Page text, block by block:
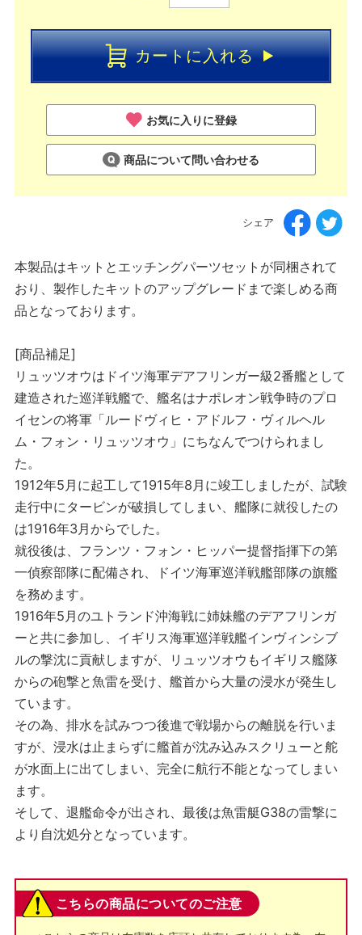
カートに入れる
お気に入りに登録
商品について問い合わせる
シェア
本製品はキットとエッチングパーツセットが同梱されて
おり、製作したキットのアップグレードまで楽しめる商
品となっております。
[商品補足]
リュッツオウはドイツ海軍デアフリンガー級2番艦として
建造された巡洋戦艦で、艦名はナポレオン戦争時のプロ
イセンの将軍「ルードヴィヒ・アドルフ・ヴィルヘル
ム・フォン・リュッツオウ」にちなんでつけられまし
た。
1912年5月に起工して1915年8月に竣工しましたが、試験
走行中にタービンが破損してしまい、艦隊に就役したの
は1916年3月からでした。
就役後は、フランツ・フォン・ヒッパー提督指揮下の第
一偵察部隊に配備され、ドイツ海軍巡洋戦艦部隊の旗艦
を務めます。
1916年5月のユトランド沖海戦に姉妹艦のデアフリンガ
ーと共に参加し、イギリス海軍巡洋戦艦インヴィンシブ
ルの撃沈に貢献しますが、リュッツオウもイギリス艦隊
からの砲撃と魚雷を受け、艦首から大量の浸水が発生し
ています。
その為、排水を試みつつ後進で戦場からの離脱を行いま
すが、浸水は止まらずに艦首が沈み込みスクリューと舵
が水面上に出てしまい、完全に航行不能となってしまい
ます。
そして、退艦命令が出され、最後は魚雷艇G38の雷撃に
より自沈処分となっています。
こちらの商品についてのご注意